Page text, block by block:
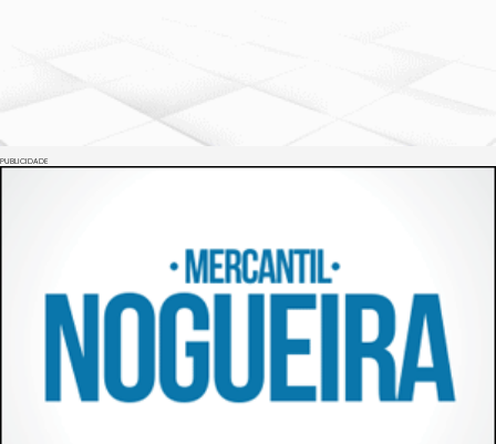
PUBLICIDADE